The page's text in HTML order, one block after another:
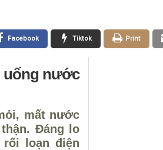
Print
Tiktok
Facebook
uống nước
mất nước
Đáng lo
loạn điện